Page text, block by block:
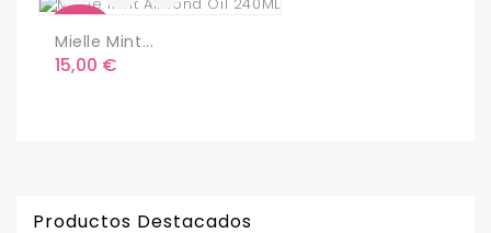
Mielle Mint...
Precio
15,00 €
Productos Destacados